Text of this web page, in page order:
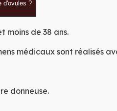
d'ovules ?
moins de 38 ans.
médicaux sont réalisés
donneuse.